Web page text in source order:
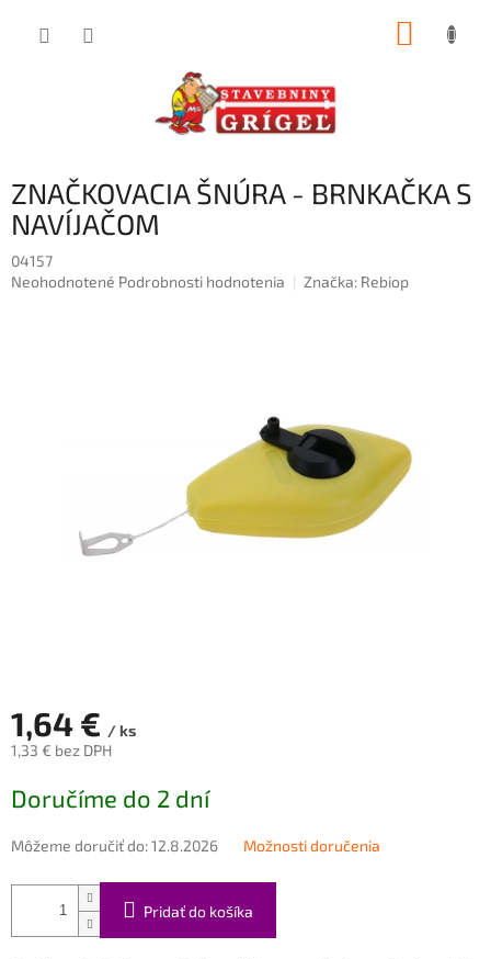
ZNAČKOVACIA ŠNÚRA - BRNKAČKA S
NAVÍJAČOM
04157
Priemerné
Neohodnotené Podrobnosti hodnotenia Značka: Rebiop
1,64 € / ks
1,33 € bez DPH
cena:
Doručíme do 2 dní
Môžeme doručiť do:12.8.2026 Možnosti doručenia
Pridať do košíka